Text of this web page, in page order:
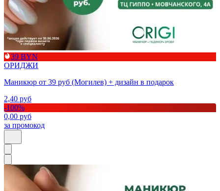
39 BYN
ОРИДЖИ
Маникюр от 39 руб (Могилев) + дизайн в подарок
2,40 руб
-100%
0,00 руб
за промокод